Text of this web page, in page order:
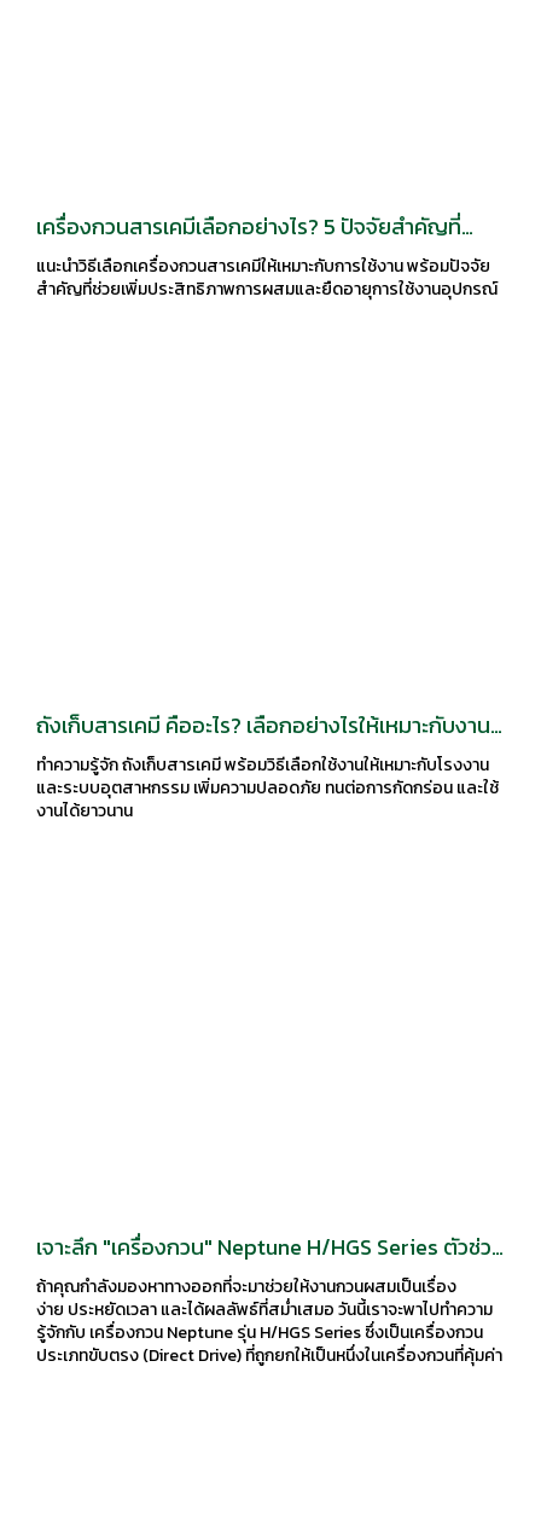
เครื่องกวนสารเคมีเลือกอย่างไร? 5 ปัจจัยสำคัญที่
โรงงานอุตสาหกรรมควรรู้
แนะนำวิธีเลือกเครื่องกวนสารเคมีให้เหมาะกับการใช้งาน พร้อมปัจจัย
สำคัญที่ช่วยเพิ่มประสิทธิภาพการผสมและยืดอายุการใช้งานอุปกรณ์
ถังเก็บสารเคมี คืออะไร? เลือกอย่างไรให้เหมาะกับงาน
อุตสาหกรรม
ทำความรู้จัก ถังเก็บสารเคมี พร้อมวิธีเลือกใช้งานให้เหมาะกับโรงงาน
และระบบอุตสาหกรรม เพิ่มความปลอดภัย ทนต่อการกัดกร่อน และใช้
งานได้ยาวนาน
เจาะลึก "เครื่องกวน" Neptune H/HGS Series ตัวช่วย
กวนความเร็วสูง ที่โรงงานอุตสาหกรรมวางใจ
ถ้าคุณกำลังมองหาทางออกที่จะมาช่วยให้งานกวนผสมเป็นเรื่อง
ง่าย ประหยัดเวลา และได้ผลลัพธ์ที่สม่ำเสมอ วันนี้เราจะพาไปทำความ
รู้จักกับ เครื่องกวน Neptune รุ่น H/HGS Series ซึ่งเป็นเครื่องกวน
ประเภทขับตรง (Direct Drive) ที่ถูกยกให้เป็นหนึ่งในเครื่องกวนที่คุ้มค่า